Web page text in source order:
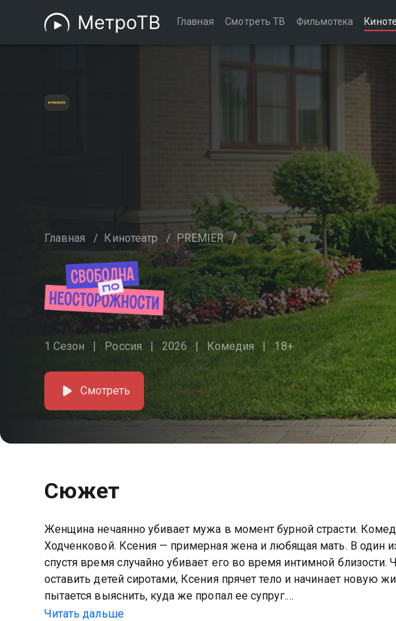
Главная Смотреть ТВ Фильмотека
Главная / Кинотеатр / PREMIER /
1 Сезон Россия 2026 Комедия 18+
Смотреть
Сюжет
Женщина нечаянно убивает мужа в момент бурной страсти.
Ходченковой. Ксения — примерная жена и любящая мать. В один
спустя время случайно убивает его во время интимной
оставить детей сиротами, Ксения прячет тело и начинает новую
пытается выяснить, куда же пропал ее супруг.
Читать дальше